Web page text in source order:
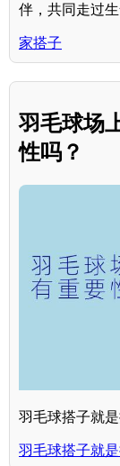
伴，共同走过
家搭子
羽毛球场
性吗？
羽毛球搭子就
羽毛球搭子就